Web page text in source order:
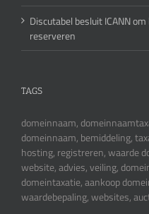
Discutabel besluit ICANN
reserveren
TAGS
domeinnaam,
domeinnaam, bemiddeling,
hosting, registreren, waarde
website, advies, veiling,
domeintaxatie, aankoop
waardebepaling, websites,